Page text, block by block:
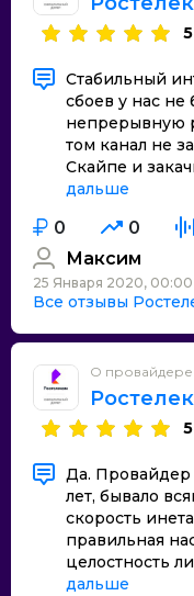
5
Стабильный
сбоев у нас не
непрерывную
том канал не
Скайпе и
дальше
0 0
Максим
25 Января 2020, 00:00
Все отзывы
О провайдере
5
Да.
лет, бывало
скорость
правильная
целостность
дальше